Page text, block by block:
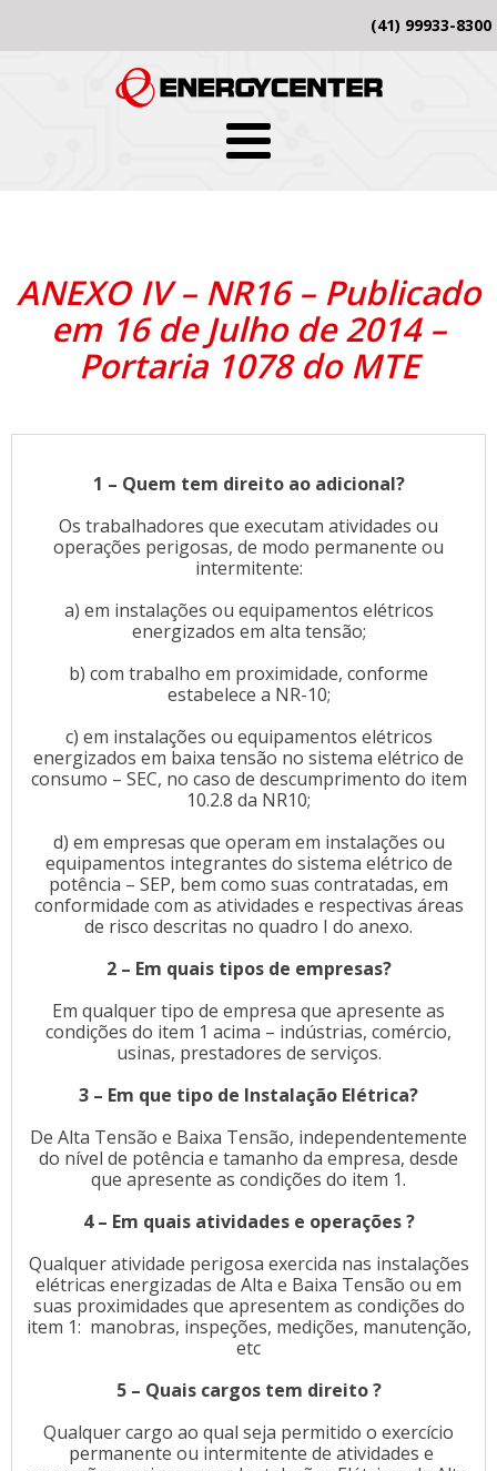
(41) 99933-8300
ANEXO IV – NR16 – Publicado
em 16 de Julho de 2014 –
Portaria 1078 do MTE
1 – Quem tem direito ao adicional?
Os trabalhadores que executam atividades ou
operações perigosas, de modo permanente ou
intermitente:
a) em instalações ou equipamentos elétricos
energizados em alta tensão;
b) com trabalho em proximidade, conforme
estabelece a NR-10;
c) em instalações ou equipamentos elétricos
energizados em baixa tensão no sistema elétrico de
consumo – SEC, no caso de descumprimento do item
10.2.8 da NR10;
d) em empresas que operam em instalações ou
equipamentos integrantes do sistema elétrico de
potência – SEP, bem como suas contratadas, em
conformidade com as atividades e respectivas áreas
de risco descritas no quadro I do anexo.
2 – Em quais tipos de empresas?
Em qualquer tipo de empresa que apresente as
condições do item 1 acima – indústrias, comércio,
usinas, prestadores de serviços.
3 – Em que tipo de Instalação Elétrica?
De Alta Tensão e Baixa Tensão, independentemente
do nível de potência e tamanho da empresa, desde
que apresente as condições do item 1.
4 – Em quais atividades e operações ?
Qualquer atividade perigosa exercida nas instalações
elétricas energizadas de Alta e Baixa Tensão ou em
suas proximidades que apresentem as condições do
item 1: manobras, inspeções, medições, manutenção,
etc
5 – Quais cargos tem direito ?
Qualquer cargo ao qual seja permitido o exercício
permanente ou intermitente de atividades e